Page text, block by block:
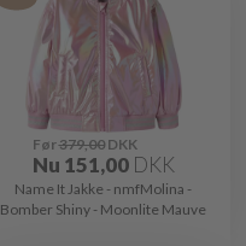
Før379,00DKK
Nu 151,00 DKK
Name It Jakke - nmfMolina -
Bomber Shiny - Moonlite Mauve